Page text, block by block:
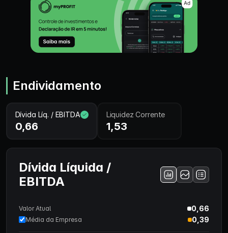
Endividamento
Dívida Líq. / EBITDA
0,66
Liquidez Corrente
1,53
Dívida Líquida /
EBITDA
Valor Atual 0,66
Média da Empresa 0,39